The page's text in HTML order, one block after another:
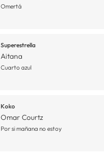
Omertá
Superestrella
Aitana
Cuarto azul
Koko
Omar Courtz
Por si mañana no estoy